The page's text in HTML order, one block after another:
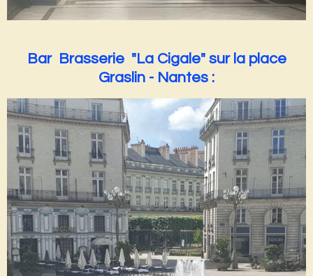
Bar Brasserie "La Cigale" sur la place
Graslin - Nantes :